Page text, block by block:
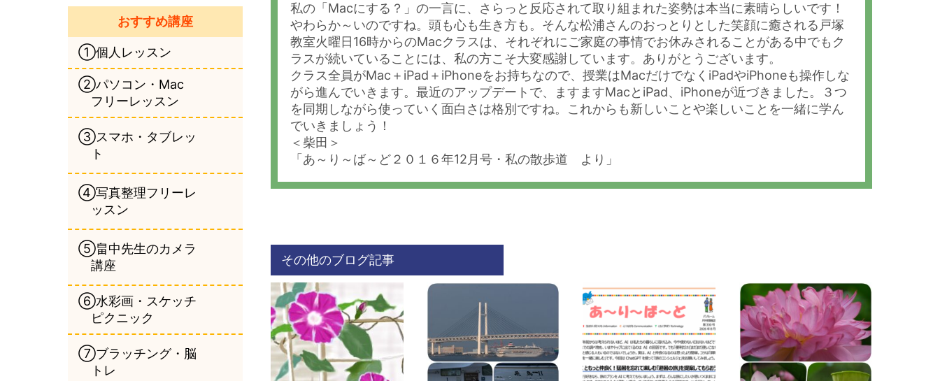
私の「Macにする？」の一言に、さらっと反応されて取り組まれた姿勢は本当に素晴らしいです！
やわらか～いのですね。頭も心も生き方も。そんな松浦さんのおっとりとした笑顔に癒される戸塚
教室火曜日16時からのMacクラスは、それぞれにご家庭の事情でお休みされることがある中でもク
ラスが続いていることには、私の方こそ大変感謝しています。ありがとうございます。
クラス全員がMac＋iPad＋iPhoneをお持ちなので、授業はMacだけでなくiPadやiPhoneも操作しな
がら進んでいきます。最近のアップデートで、ますますMacとiPad、iPhoneが近づきました。３つ
を同期しながら使っていく面白さは格別ですね。これからも新しいことや楽しいことを一緒に学ん
でいきましょう！
＜柴田＞
「あ～り～ば～ど２０１６年12月号・私の散歩道 より」
その他のブログ記事
おすすめ講座
①個人レッスン
②パソコン・Mac
フリーレッスン
③スマホ・タブレッ
ト
④写真整理フリーレ
ッスン
⑤畠中先生のカメラ
講座
⑥水彩画・スケッチ
ピクニック
⑦ブラッチング・脳
トレ